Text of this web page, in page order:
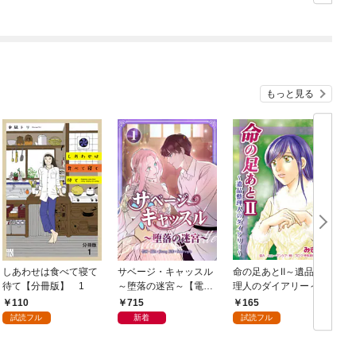
式は夢の中で！？
もっと見る
しあわせは食べて寝て
待て【分冊版】 1
110
試読フル
サベージ・キャッスル
～堕落の迷宮～【電子
単行本版】 第1巻
715
新着
命の足あとⅡ～遺品整
理人のダイアリー～
1巻165
試読フル